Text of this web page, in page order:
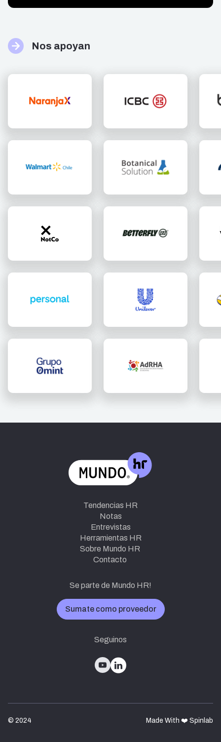
Nos apoyan
Tendencias HR
Notas
Entrevistas
Herramientas HR
Sobre Mundo HR
Contacto
Se parte de Mundo HR!
Sumate como proveedor
Seguinos
© 2024 Made With ❤️ Spinlab